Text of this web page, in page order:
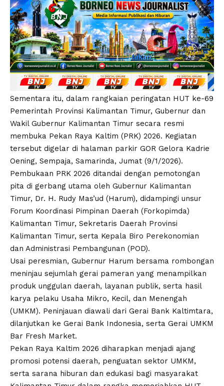
Sementara itu, dalam rangkaian peringatan HUT ke-69
Pemerintah Provinsi Kalimantan Timur, Gubernur dan
Wakil Gubernur Kalimantan Timur secara resmi
membuka Pekan Raya Kaltim (PRK) 2026. Kegiatan
tersebut digelar di halaman parkir GOR Gelora Kadrie
Oening, Sempaja, Samarinda, Jumat (9/1/2026).
Pembukaan PRK 2026 ditandai dengan pemotongan
pita di gerbang utama oleh Gubernur Kalimantan
Timur, Dr. H. Rudy Mas’ud (Harum), didampingi unsur
Forum Koordinasi Pimpinan Daerah (Forkopimda)
Kalimantan Timur, Sekretaris Daerah Provinsi
Kalimantan Timur, serta Kepala Biro Perekonomian
dan Administrasi Pembangunan (POD).
Usai peresmian, Gubernur Harum bersama rombongan
meninjau sejumlah gerai pameran yang menampilkan
produk unggulan daerah, layanan publik, serta hasil
karya pelaku Usaha Mikro, Kecil, dan Menengah
(UMKM). Peninjauan diawali dari Gerai Bank Kaltimtara,
dilanjutkan ke Gerai Bank Indonesia, serta Gerai UMKM
Bar Fresh Market.
Pekan Raya Kaltim 2026 diharapkan menjadi ajang
promosi potensi daerah, penguatan sektor UMKM,
serta sarana hiburan dan edukasi bagi masyarakat